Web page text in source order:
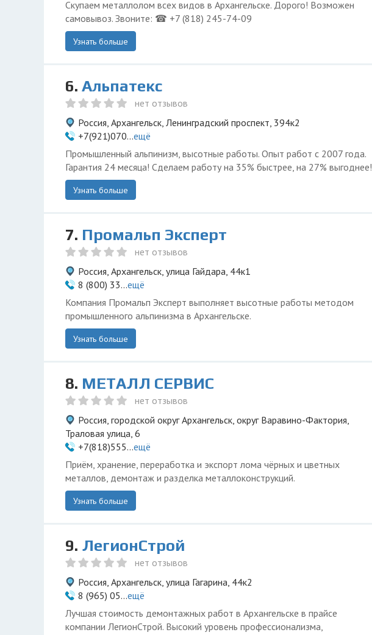
Скупаем металлолом всех видов в Архангельске. Дорого! Возможен
самовывоз. Звоните: ☎ +7 (818) 245-74-09
Узнать больше
6. Альпатекс
нет отзывов
Россия, Архангельск, Ленинградский проспект, 394к2
+7(921)070...ещё
Промышленный альпинизм, высотные работы. Опыт работ с 2007 года.
Гарантия 24 месяца! Сделаем работу на 35% быстрее, на 27% выгоднее!
Узнать больше
7. Промальп Эксперт
нет отзывов
Россия, Архангельск, улица Гайдара, 44к1
8 (800) 33...ещё
Компания Промальп Эксперт выполняет высотные работы методом
промышленного альпинизма в Архангельске.
Узнать больше
8. МЕТАЛЛ СЕРВИС
нет отзывов
Россия, городской округ Архангельск, округ Варавино-Фактория,
Траловая улица, 6
+7(818)555...ещё
Приём, хранение, переработка и экспорт лома чёрных и цветных
металлов, демонтаж и разделка металлоконструкций.
Узнать больше
9. ЛегионСтрой
нет отзывов
Россия, Архангельск, улица Гагарина, 44к2
8 (965) 05...ещё
Лучшая стоимость демонтажных работ в Архангельске в прайсе
компании ЛегионСтрой. Высокий уровень профессионализма,